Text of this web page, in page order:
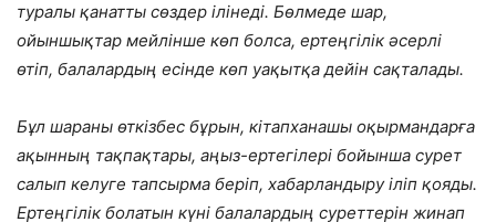
туралы қанатты сөздер ілінеді. Бөлмеде шар,
ойыншықтар мейлінше көп болса, ертеңгілік әсерлі
өтіп, балалардың есінде көп уақытқа дейін сақталады.
Бұл шараны өткізбес бұрын, кітапханашы оқырмандарға
ақынның тақпақтары, аңыз-ертегілері бойынша сурет
салып келуге тапсырма беріп, хабарландыру іліп қояды.
Ертеңгілік болатын күні балалардың суреттерін жинап